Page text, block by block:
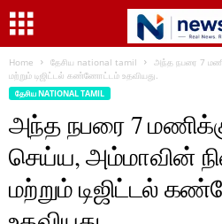
Home தேசிய national tamil
அந்த நபரை 7
மற்றும் டிஜிட்டல் கண்ணோட்டம் உதவியது.
தேசிய NATIONAL TAMIL
அந்த நபரை 7
செய்ய, அம்மாவின்
மற்றும் டிஜிட்டல்